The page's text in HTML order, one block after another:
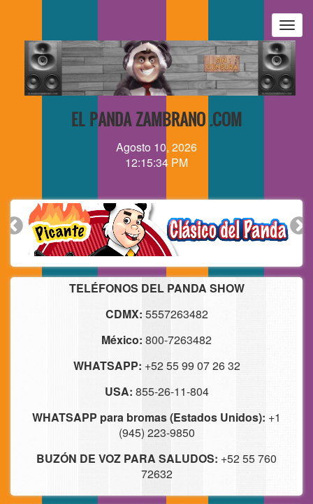
contenido
principal
EL PANDA ZAMBRANO .COM
Agosto 10, 2026
12:15:34 PM
TELÉFONOS DEL PANDA SHOW
CDMX: 5557263482
México: 800-7263482
WHATSAPP: +52 55 99 07 26 32
USA: 855-26-11-804
WHATSAPP para bromas (Estados Unidos): +1
(945) 223-9850
BUZÓN DE VOZ PARA SALUDOS: +52 55 760
72632